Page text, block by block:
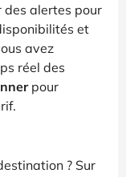
des alertes pour
et
avez
réel des
pour
? Sur